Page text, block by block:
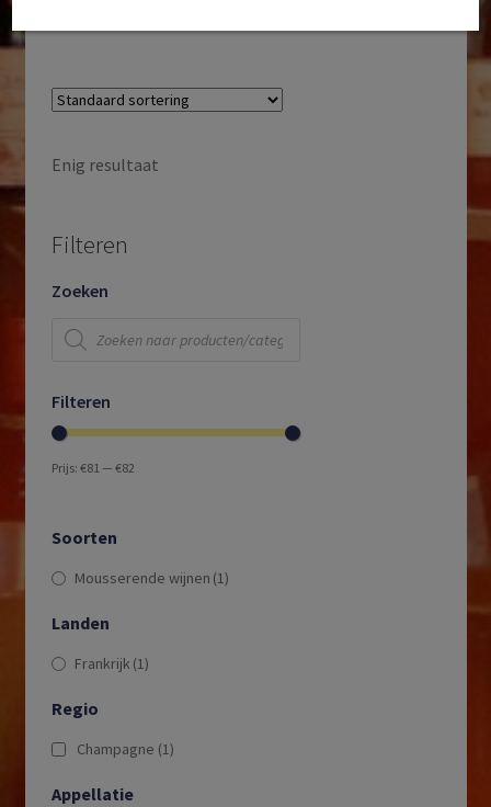
Enig resultaat
Filteren
Zoeken
Producten
zoeken
Filteren
Prijs: €81— €82
Soorten
Mousserende wijnen (1)
Landen
Frankrijk (1)
Regio
Champagne (1)
Appellatie